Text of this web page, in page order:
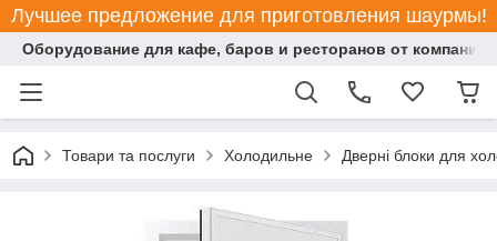
Лучшее предложение для приготовления шаурмы!
Оборудование для кафе, баров и ресторанов от компании
Товари та послуги Холодильне Дверні блоки для